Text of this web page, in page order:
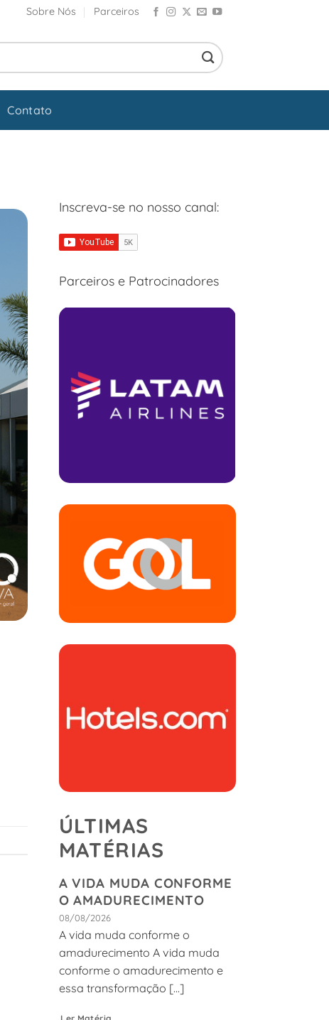
Sobre Nós Parceiros
Contato
Inscreva-se no nosso canal:
Parceiros e Patrocinadores
ÚLTIMAS
MATÉRIAS
A VIDA MUDA CONFORME
O AMADURECIMENTO
08/08/2026
A vida muda conforme o
amadurecimento A vida muda
conforme o amadurecimento e
essa transformação [...]